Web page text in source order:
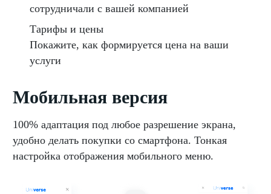
сотрудничали с вашей компанией
Тарифы и цены
Покажите, как формируется цена на ваши
услуги
Мобильная версия
100% адаптация под любое разрешение экрана,
удобно делать покупки со смартфона. Тонкая
настройка отображения мобильного меню.